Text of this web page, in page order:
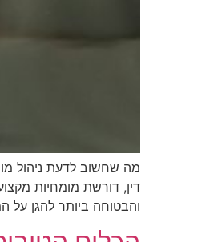
דין, דורשת מומחיות
והבטוחה ביותר להגן על